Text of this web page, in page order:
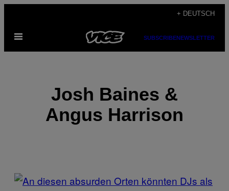
content
+ DEUTSCH
Open
SUBSCRIBENEWSLETTER
Josh Baines &
Angus Harrison
POSTS